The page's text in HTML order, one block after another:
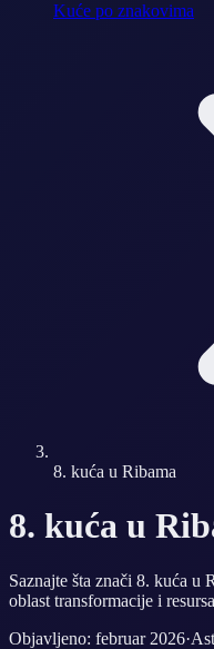
Kuće po znakovima
8. kuća u Ribama
8. kuća u
Saznajte šta znači 8. kuća
oblast transformacije i
Objavljeno: februar 2026·